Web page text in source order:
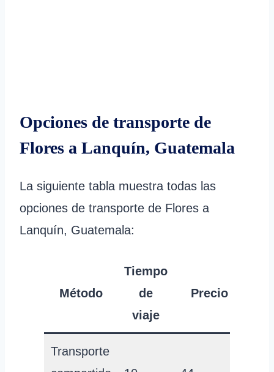
Opciones de transporte de
Flores a Lanquín, Guatemala
La siguiente tabla muestra todas las
opciones de transporte de Flores a
Lanquín, Guatemala:
Método
Tiempo
de
viaje
Precio
Transporte